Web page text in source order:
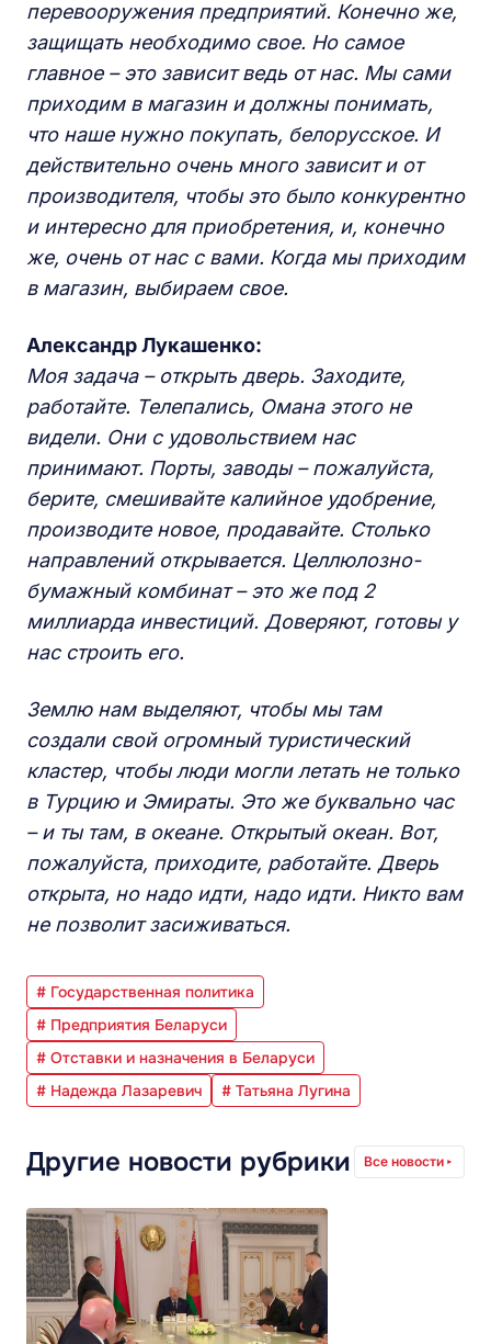
перевооружения предприятий. Конечно же,
защищать необходимо свое. Но самое
главное – это зависит ведь от нас. Мы сами
приходим в магазин и должны понимать,
что наше нужно покупать, белорусское. И
действительно очень много зависит и от
производителя, чтобы это было конкурентно
и интересно для приобретения, и, конечно
же, очень от нас с вами. Когда мы приходим
в магазин, выбираем свое.
Александр Лукашенко:
Моя задача – открыть дверь. Заходите,
работайте. Телепались, Омана этого не
видели. Они с удовольствием нас
принимают. Порты, заводы – пожалуйста,
берите, смешивайте калийное удобрение,
производите новое, продавайте. Столько
направлений открывается. Целлюлозно-
бумажный комбинат – это же под 2
миллиарда инвестиций. Доверяют, готовы у
нас строить его.
Землю нам выделяют, чтобы мы там
создали свой огромный туристический
кластер, чтобы люди могли летать не только
в Турцию и Эмираты. Это же буквально час
– и ты там, в океане. Открытый океан. Вот,
пожалуйста, приходите, работайте. Дверь
открыта, но надо идти, надо идти. Никто вам
не позволит засиживаться.
# Государственная политика
# Предприятия Беларуси
# Отставки и назначения в Беларуси
# Надежда Лазаревич
# Татьяна Лугина
Другие новости рубрики Все новости